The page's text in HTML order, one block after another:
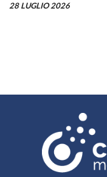
28 LUGLIO 2026